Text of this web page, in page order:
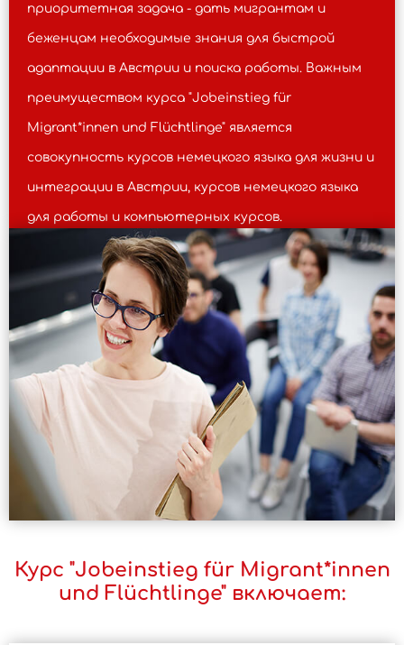
приоритетная задача - дать мигрантам и
беженцам необходимые знания для быстрой
адаптации в Австрии и поиска работы. Важным
преимуществом курса "Jobeinstieg für
Migrant*innen und Flüchtlinge" является
совокупность курсов немецкого языка для жизни и
интеграции в Австрии, курсов немецкого языка
для работы и компьютерных курсов.
Курс "Jobeinstieg für Migrant*innen
und Flüchtlinge" включает: